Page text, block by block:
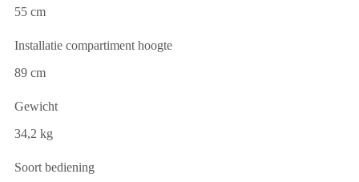
55 cm
Installatie compartiment hoogte
89 cm
Gewicht
34,2 kg
Soort bediening